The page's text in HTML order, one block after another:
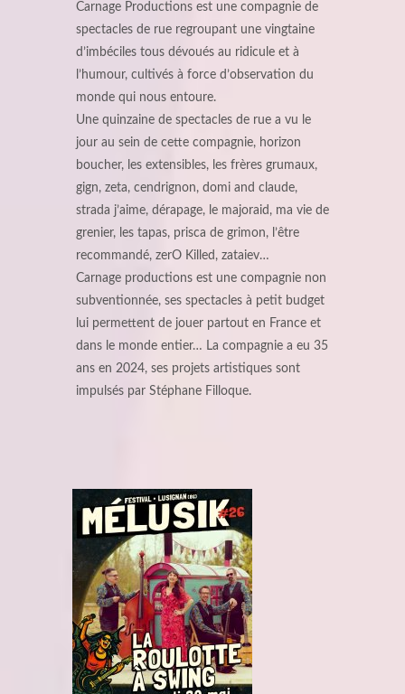
Carnage Productions est une compagnie de
spectacles de rue regroupant une vingtaine
d’imbéciles tous dévoués au ridicule et à
l’humour, cultivés à force d’observation du
monde qui nous entoure.
Une quinzaine de spectacles de rue a vu le
jour au sein de cette compagnie, horizon
boucher, les extensibles, les frères grumaux,
gign, zeta, cendrignon, domi and claude,
strada j’aime, dérapage, le majoraid, ma vie de
grenier, les tapas, prisca de grimon, l’être
recommandé, zerO Killed, zataiev…
Carnage productions est une compagnie non
subventionnée, ses spectacles à petit budget
lui permettent de jouer partout en France et
dans le monde entier… La compagnie a eu 35
ans en 2024, ses projets artistiques sont
impulsés par Stéphane Filloque.